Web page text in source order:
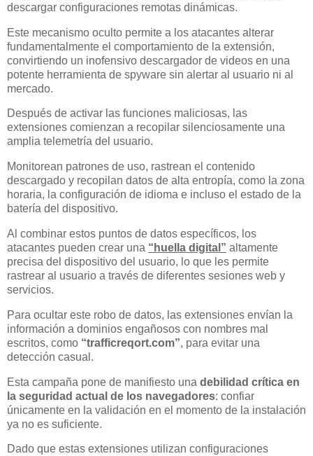
descargar configuraciones remotas dinámicas.
Este mecanismo oculto permite a los atacantes alterar
fundamentalmente el comportamiento de la extensión,
convirtiendo un inofensivo descargador de videos en una
potente herramienta de spyware sin alertar al usuario ni al
mercado.
Después de activar las funciones maliciosas, las
extensiones comienzan a recopilar silenciosamente una
amplia telemetría del usuario.
Monitorean patrones de uso, rastrean el contenido
descargado y recopilan datos de alta entropía, como la zona
horaria, la configuración de idioma e incluso el estado de la
batería del dispositivo.
Al combinar estos puntos de datos específicos, los
atacantes pueden crear una “huella digital” altamente
precisa del dispositivo del usuario, lo que les permite
rastrear al usuario a través de diferentes sesiones web y
servicios.
Para ocultar este robo de datos, las extensiones envían la
información a dominios engañosos con nombres mal
escritos, como “trafficreqort.com”, para evitar una
detección casual.
Esta campaña pone de manifiesto una debilidad crítica en
la seguridad actual de los navegadores: confiar
únicamente en la validación en el momento de la instalación
ya no es suficiente.
Dado que estas extensiones utilizan configuraciones